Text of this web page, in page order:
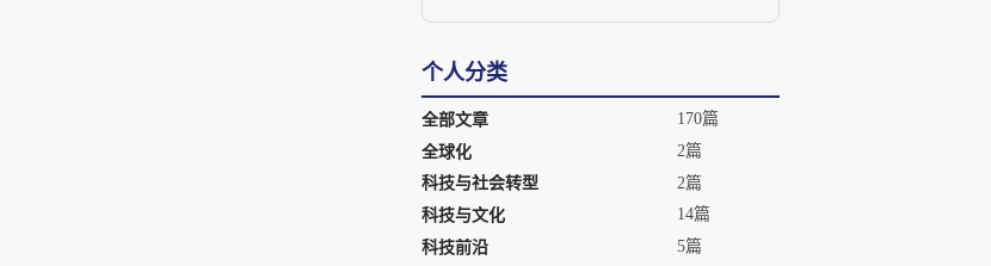
个人分类
全部文章
170篇
全球化
2篇
科技与社会转型
2篇
科技与文化
14篇
科技前沿
5篇